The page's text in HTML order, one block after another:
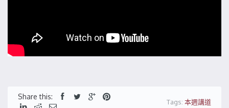
Share this:
Tags: 本週講道